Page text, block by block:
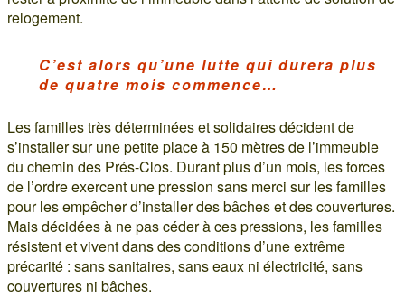
relogement.
C’est alors qu’une lutte qui durera plus
de quatre mois commence…
Les familles très déterminées et solidaires décident de
s’installer sur une petite place à 150 mètres de l’immeuble
du chemin des Prés-Clos. Durant plus d’un mois, les forces
de l’ordre exercent une pression sans merci sur les familles
pour les empêcher d’installer des bâches et des couvertures.
Mais décidées à ne pas céder à ces pressions, les familles
résistent et vivent dans des conditions d’une extrême
précarité : sans sanitaires, sans eaux ni électricité, sans
couvertures ni bâches.